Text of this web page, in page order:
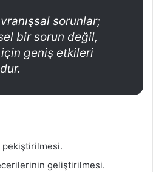
sorunlar;
bir sorun değil,
geniş etkileri
pekiştirilmesi.
geliştirilmesi.